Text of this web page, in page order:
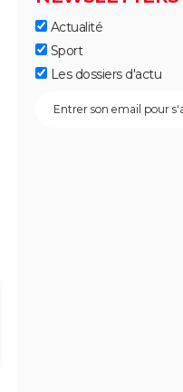
Actualité
Sport
Les dossiers d'actu